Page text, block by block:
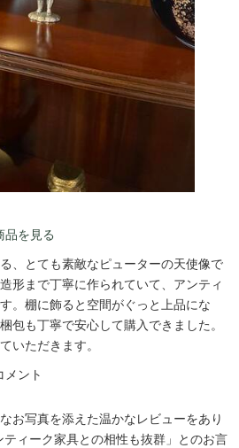
品を見る
、とても素敵なピューターの天使像で
形まで丁寧に作られていて、アンティ
。棚に飾ると空間がぐっと上品にな
包も丁寧で安心して購入できました。
いただきます。
メント
お写真を添えた温かなレビューをあり
ィーク家具との相性も抜群」とのお言